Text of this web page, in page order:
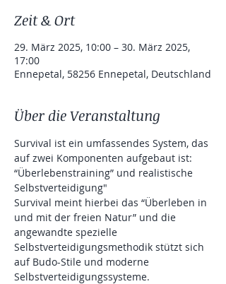
Zeit & Ort
29. März 2025, 10:00 – 30. März 2025,
17:00
Ennepetal, 58256 Ennepetal, Deutschland
Über die Veranstaltung
Survival ist ein umfassendes System, das
auf zwei Komponenten aufgebaut ist:
“Überlebenstraining” und realistische
Selbstverteidigung"
Survival meint hierbei das “Überleben in
und mit der freien Natur” und die
angewandte spezielle
Selbstverteidigungsmethodik stützt sich
auf Budo-Stile und moderne
Selbstverteidigungssysteme.